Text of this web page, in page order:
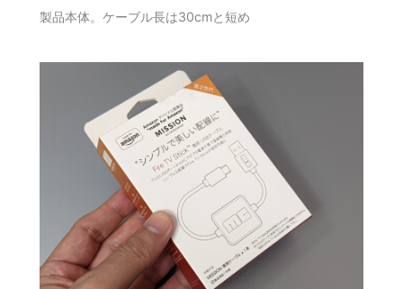
製品本体。ケーブル長は30cmと短め